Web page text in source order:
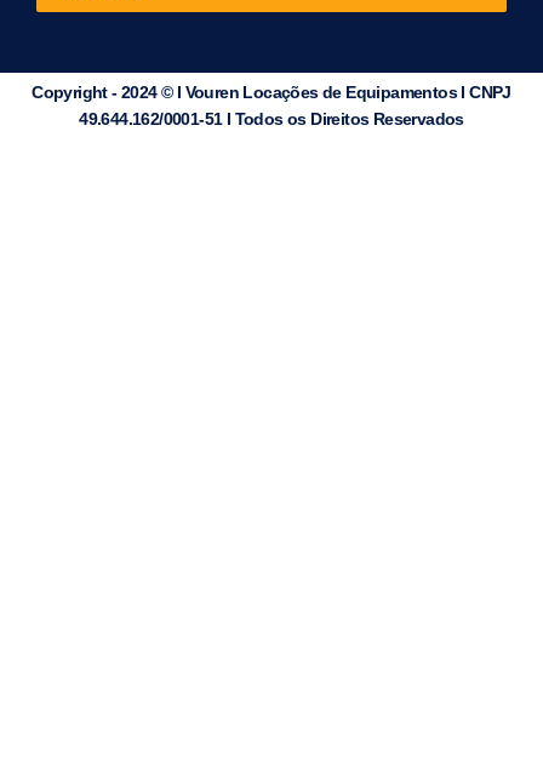
Copyright - 2024 © I Vouren Locações de Equipamentos I CNPJ
49.644.162/0001-51 I Todos os Direitos Reservados